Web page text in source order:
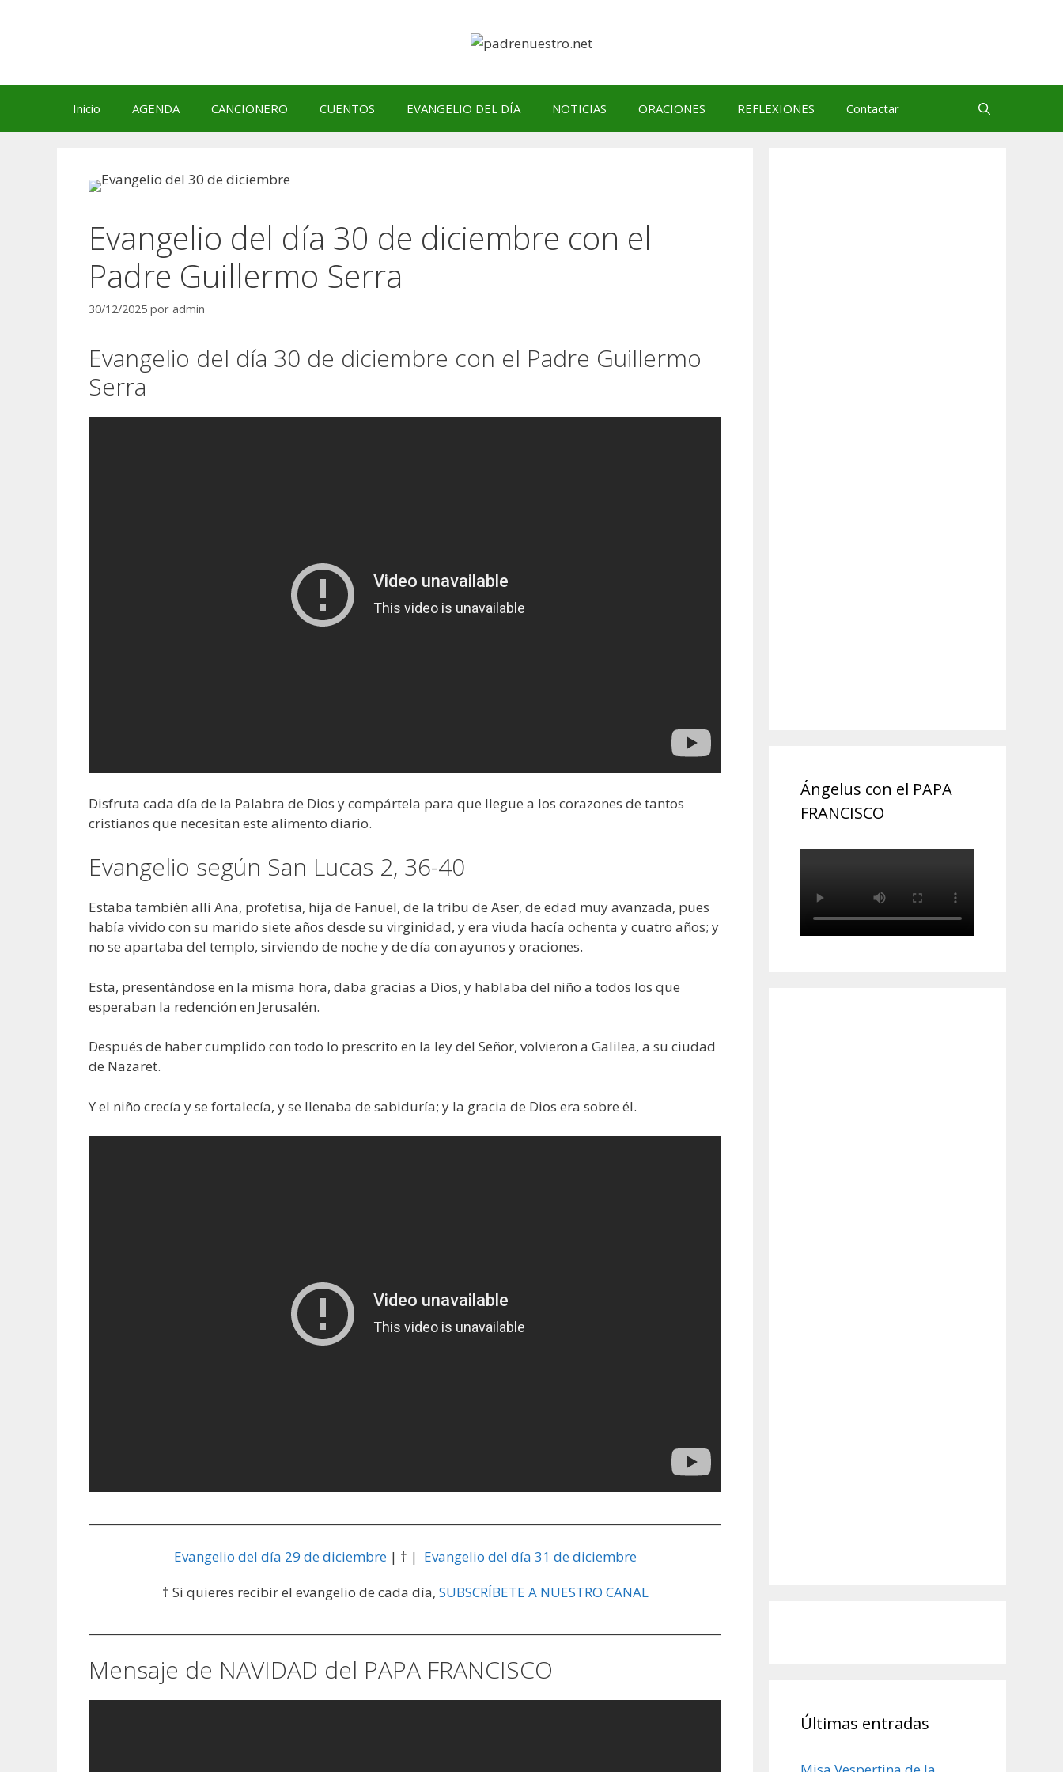
Inicio AGENDA CANCIONERO CUENTOS EVANGELIO DEL DÍA NOTICIAS ORACIONES REFLEXIONES Contactar
Evangelio del día 30 de diciembre con el
Padre Guillermo Serra
30/12/2025 por admin
Evangelio del día 30 de diciembre con el Padre Guillermo
Serra
Disfruta cada día de la Palabra de Dios y compártela para que llegue a los corazones de tantos
cristianos que necesitan este alimento diario.
Evangelio según San Lucas 2, 36-40
Estaba también allí Ana, profetisa, hija de Fanuel, de la tribu de Aser, de edad muy avanzada, pues
había vivido con su marido siete años desde su virginidad, y era viuda hacía ochenta y cuatro años; y
no se apartaba del templo, sirviendo de noche y de día con ayunos y oraciones.
Esta, presentándose en la misma hora, daba gracias a Dios, y hablaba del niño a todos los que
esperaban la redención en Jerusalén.
Después de haber cumplido con todo lo prescrito en la ley del Señor, volvieron a Galilea, a su ciudad
de Nazaret.
Y el niño crecía y se fortalecía, y se llenaba de sabiduría; y la gracia de Dios era sobre él.
Evangelio del día 29 de diciembre| † | Evangelio del día 31 de diciembre
† Si quieres recibir el evangelio de cada día, SUBSCRÍBETE A NUESTRO CANAL
Mensaje de NAVIDAD del PAPA FRANCISCO
Ángelus con el PAPA
FRANCISCO
Últimas entradas